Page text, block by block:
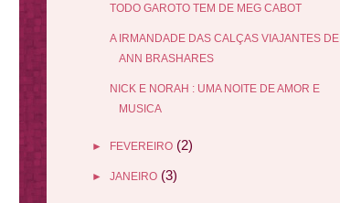
TODO GAROTO TEM DE MEG CABOT
A IRMANDADE DAS CALÇAS VIAJANTES DE
ANN BRASHARES
NICK E NORAH : UMA NOITE DE AMOR E
MUSICA
► FEVEREIRO (2)
► JANEIRO (3)